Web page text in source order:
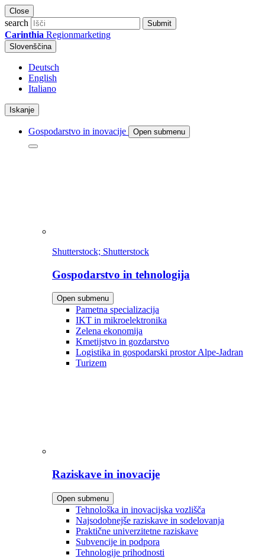
Close
search Submit
Carinthia Regionmarketing
Slovenščina
Deutsch
English
Italiano
Iskanje
Gospodarstvo in inovacije Open submenu
Shutterstock; Shutterstock
Gospodarstvo in tehnologija
Open submenu
Pametna specializacija
IKT in mikroelektronika
Zelena ekonomija
Kmetijstvo in gozdarstvo
Logistika in gospodarski prostor Alpe-Jadran
Turizem
Raziskave in inovacije
Open submenu
Tehnološka in inovacijska vozlišča
Najsodobnejše raziskave in sodelovanja
Praktične univerzitetne raziskave
Subvencije in podpora
Tehnologije prihodnosti